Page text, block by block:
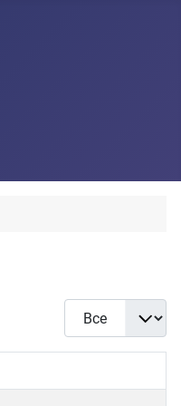
Кол-во строк: